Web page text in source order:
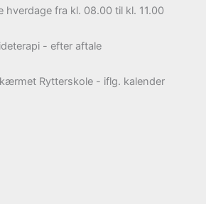
hverdage fra kl. 08.00 til kl. 11.00
- efter aftale
Rytterskole - iflg. kalender